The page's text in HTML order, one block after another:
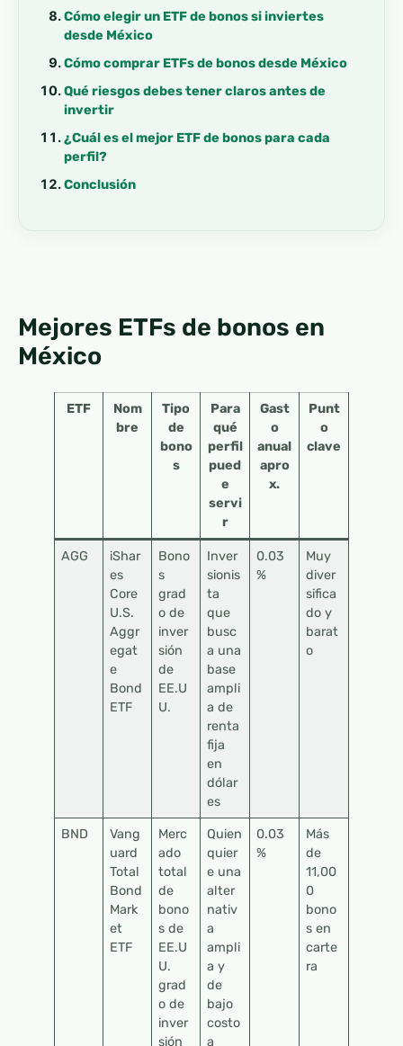
Cómo elegir un ETF de bonos si inviertes
desde México
Cómo comprar ETFs de bonos desde México
Qué riesgos debes tener claros antes de
invertir
¿Cuál es el mejor ETF de bonos para cada
perfil?
Conclusión
Mejores ETFs de bonos en
México
ETF
Nom
bre
Tipo
de
bono
s
Para
qué
perfil
pued
e
servi
r
Gast
o
anual
apro
x.
Punt
o
clave
AGG
iShar
es
Core
U.S.
Aggr
egat
e
Bond
ETF
Bono
s
grad
o de
inver
sión
de
EE.U
U.
Inver
sionis
ta
que
busc
a una
base
ampli
a de
renta
fija
en
dólar
es
0.03
%
Muy
diver
sifica
do y
barat
o
BND
Vang
uard
Total
Bond
Mark
et
ETF
Merc
ado
total
de
bono
s de
EE.U
U.
grad
o de
inver
sión
Quien
quier
e una
alter
nativ
a
ampli
a y
de
bajo
costo
a
0.03
%
Más
de
11,00
0
bono
s en
carte
ra